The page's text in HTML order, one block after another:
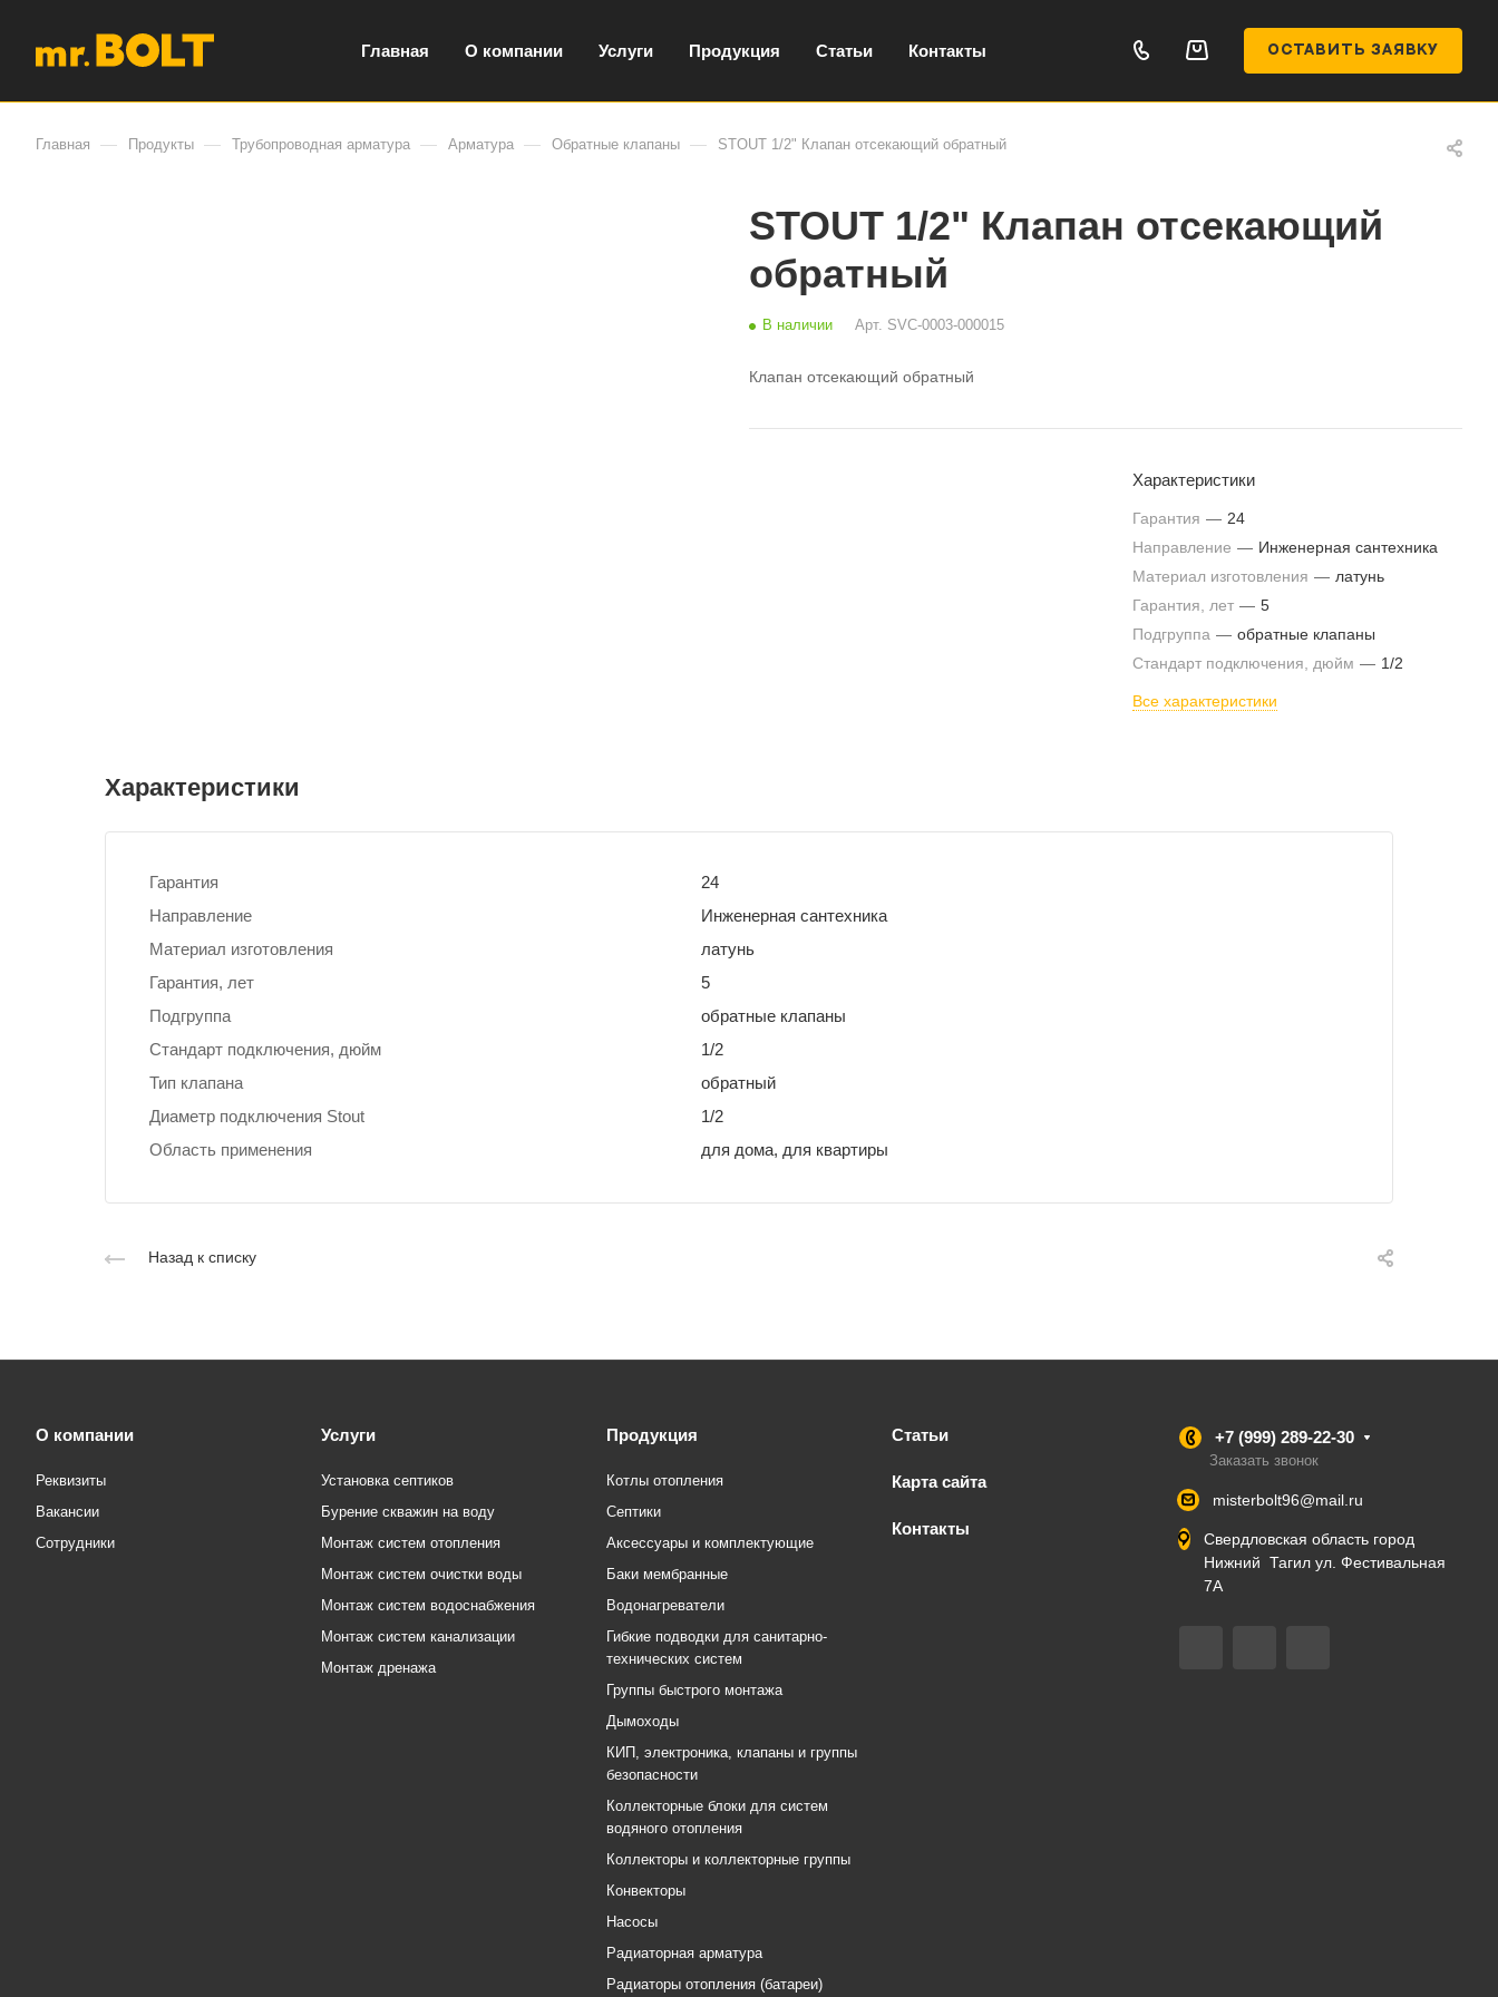
Главная О компании Услуги Продукция Статьи Контакты ОСТАВИТЬ ЗАЯВКУ
Главная — Продукты — Трубопроводная арматура — Арматура — Обратные клапаны — STOUT 1/2" Клапан отсекающий обратный
STOUT 1/2" Клапан отсекающий
обратный
В наличии Арт. SVC-0003-000015
Клапан отсекающий обратный
Характеристики
Гарантия — 24
Направление — Инженерная сантехника
Материал изготовления — латунь
Гарантия, лет — 5
Подгруппа — обратные клапаны
Стандарт подключения, дюйм — 1/2
Все характеристики
Характеристики
Гарантия
24
Направление
Инженерная сантехника
Материал изготовления
латунь
Гарантия, лет
5
Подгруппа
обратные клапаны
Стандарт подключения, дюйм
1/2
Тип клапана
обратный
Диаметр подключения Stout
1/2
Область применения
для дома, для квартиры
Назад к списку
О компании
Реквизиты
Вакансии
Сотрудники
Услуги
Установка септиков
Бурение скважин на воду
Монтаж систем отопления
Монтаж систем очистки воды
Монтаж систем водоснабжения
Монтаж систем канализации
Монтаж дренажа
Продукция
Котлы отопления
Септики
Аксессуары и комплектующие
Баки мембранные
Водонагреватели
Гибкие подводки для санитарно-
технических систем
Группы быстрого монтажа
Дымоходы
КИП, электроника, клапаны и группы
безопасности
Коллекторные блоки для систем
водяного отопления
Коллекторы и коллекторные группы
Конвекторы
Насосы
Радиаторная арматура
Радиаторы отопления (батареи)
Статьи
Карта сайта
Контакты
+7 (999) 289-22-30
Заказать звонок
misterbolt96@mail.ru
Свердловская область город
Нижний Тагил ул. Фестивальная
7А